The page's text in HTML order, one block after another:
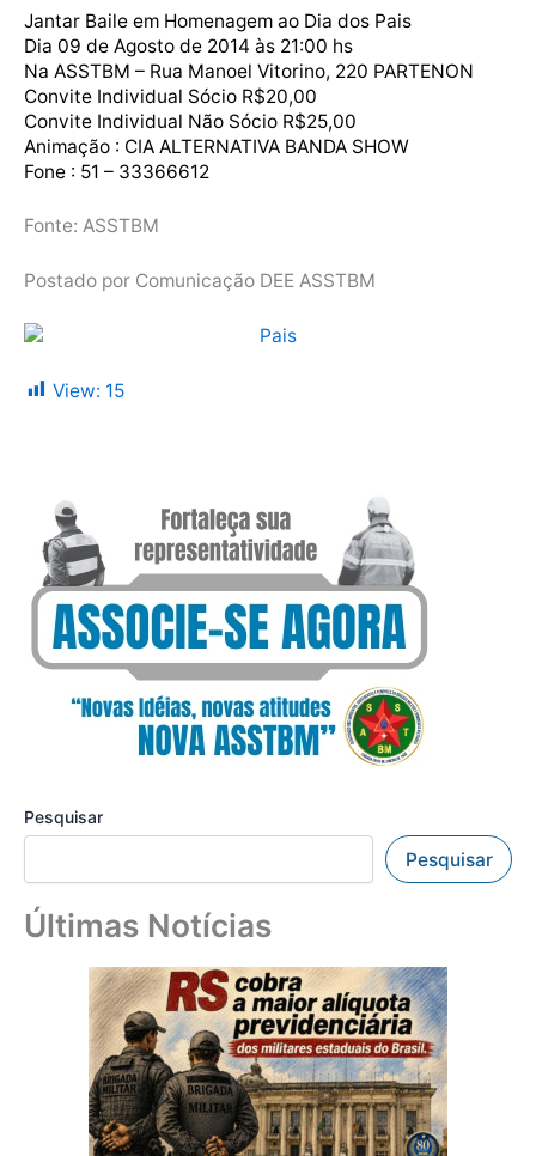
Jantar Baile em Homenagem ao Dia dos Pais
Dia 09 de Agosto de 2014 às 21:00 hs
Na ASSTBM – Rua Manoel Vitorino, 220 PARTENON
Convite Individual Sócio R$20,00
Convite Individual Não Sócio R$25,00
Animação : CIA ALTERNATIVA BANDA SHOW
Fone : 51 – 33366612
Fonte: ASSTBM
Postado por Comunicação DEE ASSTBM
View: 15
Pesquisar
Pesquisar
Últimas Notícias